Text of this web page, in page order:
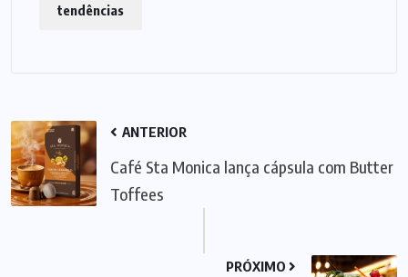
tendências
ANTERIOR
Café Sta Monica lança cápsula com Butter
Toffees
PRÓXIMO